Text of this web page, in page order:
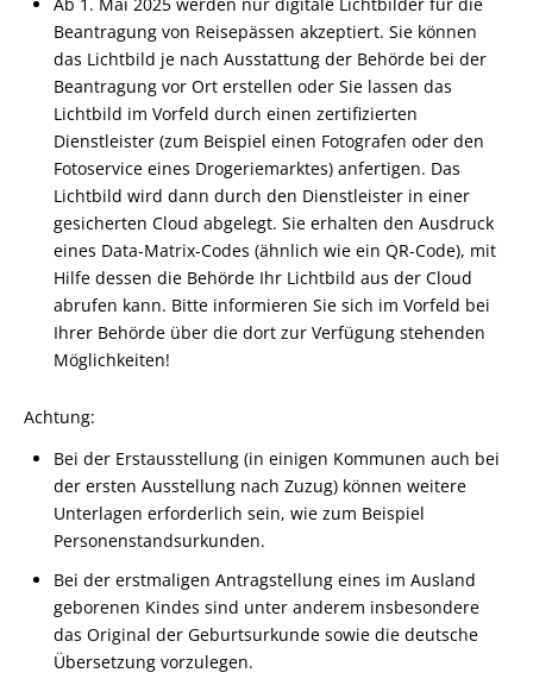
Beantragung von Reisepässen akzeptiert. Sie können
das Lichtbild je nach Ausstattung der Behörde bei der
Beantragung vor Ort erstellen oder Sie lassen das
Lichtbild im Vorfeld durch einen zertifizierten
Dienstleister (zum Beispiel einen Fotografen oder den
Fotoservice eines Drogeriemarktes) anfertigen. Das
Lichtbild wird dann durch den Dienstleister in einer
gesicherten Cloud abgelegt. Sie erhalten den Ausdruck
eines Data-Matrix-Codes (ähnlich wie ein QR-Code), mit
Hilfe dessen die Behörde Ihr Lichtbild aus der Cloud
abrufen kann. Bitte informieren Sie sich im Vorfeld bei
Ihrer Behörde über die dort zur Verfügung stehenden
Möglichkeiten!
Achtung:
Bei der Erstausstellung (in einigen Kommunen auch bei
der ersten Ausstellung nach Zuzug) können weitere
Unterlagen erforderlich sein, wie zum Beispiel
Personenstandsurkunden.
Bei der erstmaligen Antragstellung eines im Ausland
geborenen Kindes sind unter anderem insbesondere
das Original der Geburtsurkunde sowie die deutsche
Übersetzung vorzulegen.